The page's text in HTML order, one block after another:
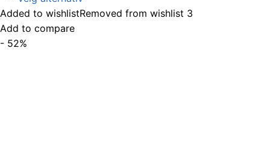
Added to wishlistRemoved from wishlist 3
Add to compare
- 52%